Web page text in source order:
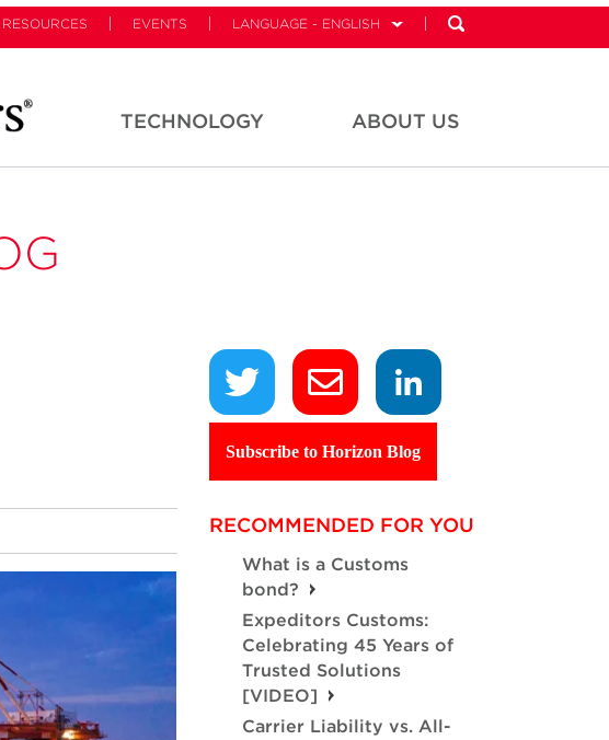
RESOURCES EVENTS LANGUAGE - ENGLISH
TECHNOLOGY ABOUT US
Subscribe to Horizon Blog
RECOMMENDED FOR YOU
What is a Customs
bond?
Expeditors Customs:
Celebrating 45 Years of
Trusted Solutions
[VIDEO]
Carrier Liability vs. All-